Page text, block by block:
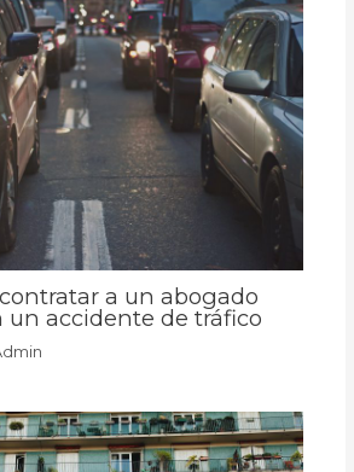
a un abogado
un accidente de tráfico